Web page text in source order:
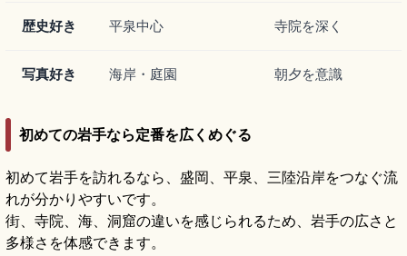
歴史好き 平泉中心 寺院を深く
写真好き 海岸・庭園 朝夕を意識
初めての岩手なら定番を広くめぐる
初めて岩手を訪れるなら、盛岡、平泉、三陸沿岸をつなぐ流
れが分かりやすいです。
街、寺院、海、洞窟の違いを感じられるため、岩手の広さと
多様さを体感できます。